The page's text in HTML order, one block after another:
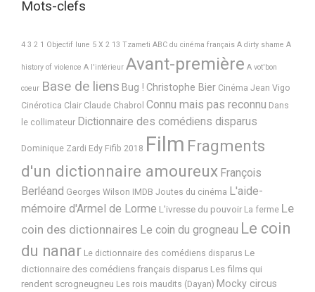
Mots-clefs
4 3 2 1 Objectif lune 5 X 2 13 Tzameti ABC du cinéma français A dirty shame A
history of violence A l'intérieur Avant-première A vot'bon
coeur Base de liens Bug ! Christophe Bier Cinéma Jean Vigo
Cinérotica Clair Claude Chabrol Connu mais pas reconnu Dans
le collimateur Dictionnaire des comédiens disparus
Dominique Zardi Edy Fifib 2018 Film Fragments
d'un dictionnaire amoureux François
Berléand Georges Wilson IMDB Joutes du cinéma L'aide-
mémoire d'Armel de Lorme L'ivresse du pouvoir La ferme Le
coin des dictionnaires Le coin du grogneau Le coin
du nanar Le dictionnaire des comédiens disparus Le
dictionnaire des comédiens français disparus Les films qui
rendent scrogneugneu Les rois maudits (Dayan) Mocky circus